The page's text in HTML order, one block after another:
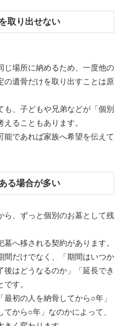
取り出せない
じ場所に納めるため、一度他の
の遺骨だけを取り出すことは原
も、子どもや兄弟などが「個別
ることもあります。
能であれば家族へ希望を伝えて
る場合が多い
ら、ずっと個別のお墓として残
へ移される契約があります。
間だけでなく、「期間はいつか
後はどうなるのか」「延長でき
す。
初の人を納骨してから○年」
から○年」なのかによって、